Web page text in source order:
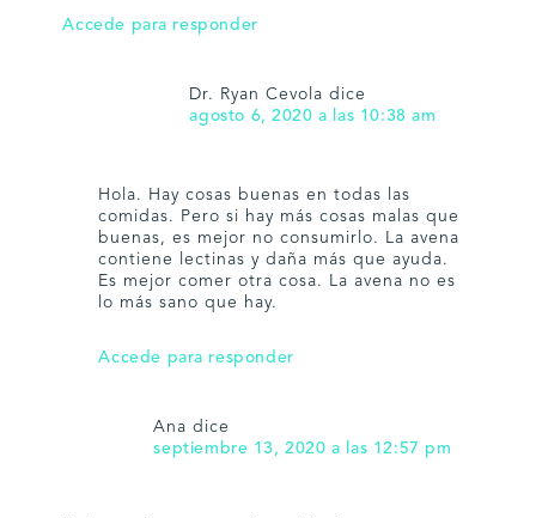
Accede para responder
Dr. Ryan Cevola dice
agosto 6, 2020 a las 10:38 am
Hola. Hay cosas buenas en todas las
comidas. Pero si hay más cosas malas que
buenas, es mejor no consumirlo. La avena
contiene lectinas y daña más que ayuda.
Es mejor comer otra cosa. La avena no es
lo más sano que hay.
Accede para responder
Ana dice
septiembre 13, 2020 a las 12:57 pm